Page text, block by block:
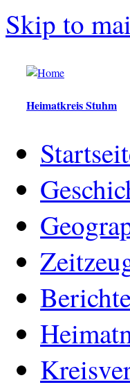
Skip to
Heimatkreis Stuhm